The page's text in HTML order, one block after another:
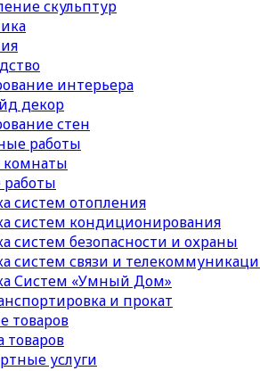
скульптур
интерьера
декор
стен
работы
комнаты
систем отопления
систем кондиционирования
систем безопасности и охраны
систем связи и
Систем «Умный Дом»
и прокат
товаров
товаров
услуги